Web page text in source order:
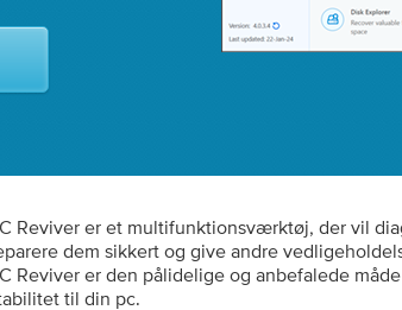
Reviver er et multifunktionsværktøj, der vil
dem sikkert og give andre
Reviver er den pålidelige og anbefalede
til din pc.